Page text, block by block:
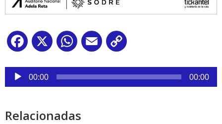
Facebook
X WhatsApp
Email
Reproductor
audio
00:00 00:00
Relacionadas